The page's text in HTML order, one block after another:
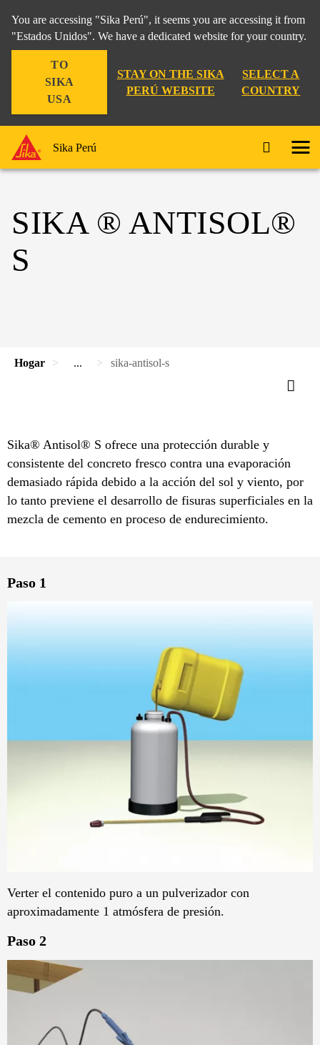
You are accessing "Sika Perú", it seems you are accessing it from
"Estados Unidos". We have a dedicated website for your country.
TO
SIKA
USA
STAY ON THE SIKA
PERÚ WEBSITE
SELECT A
COUNTRY
Sika Perú
SIKA ® ANTISOL®
S
Hogar ... sika-antisol-s
Sika® Antisol® S ofrece una protección durable y
consistente del concreto fresco contra una evaporación
demasiado rápida debido a la acción del sol y viento, por
lo tanto previene el desarrollo de fisuras superficiales en la
mezcla de cemento en proceso de endurecimiento.
Paso 1
Verter el contenido puro a un pulverizador con
aproximadamente 1 atmósfera de presión.
Paso 2